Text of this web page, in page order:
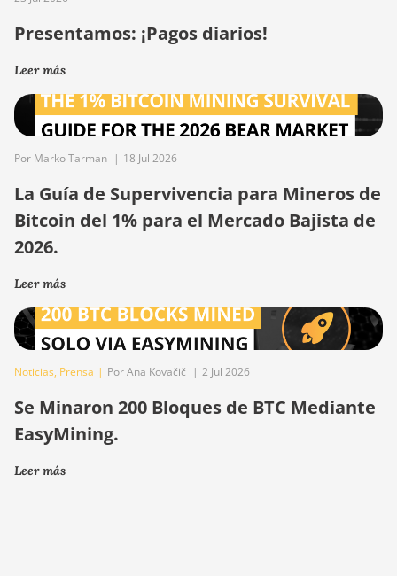
Presentamos: ¡Pagos diarios!
Leer más
Por Marko Tarman | 18 Jul 2026
La Guía de Supervivencia para Mineros de
Bitcoin del 1% para el Mercado Bajista de
2026.
Leer más
Noticias, Prensa | Por Ana Kovačič | 2 Jul 2026
Se Minaron 200 Bloques de BTC Mediante
EasyMining.
Leer más